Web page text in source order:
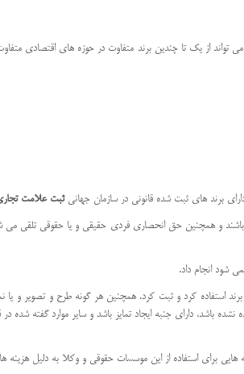
از یک تا چندین برند متفاوت در حوزه های اقتصادی
برند های ثبت شده قانونی در سازمان جهانیثبت علامت
باشند و همچنین حق انحصاری فردی حقیقی و یا حقوقی تلقی
شود انجام داد.
کرد و ثبت کرد. همچنین هر گونه طرح و تصویر و یا
باشد، دارای جنبه ایجاد تمایز باشد و سایر موارد گفته شده
برای استفاده از این موسسات حقوقی و وکلا به دلیل هزینه